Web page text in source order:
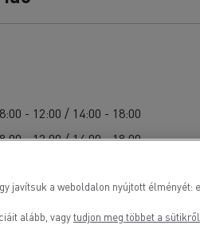
- 12:00 / 14:00 - 18:00
- 12:00 / 14:00 - 18:00
- 12:00 / 14:00 - 18:00
- 12:00 / 14:00 - 18:00
javítsuk a weboldalon nyújtott
alább, vagytudjon meg többet a